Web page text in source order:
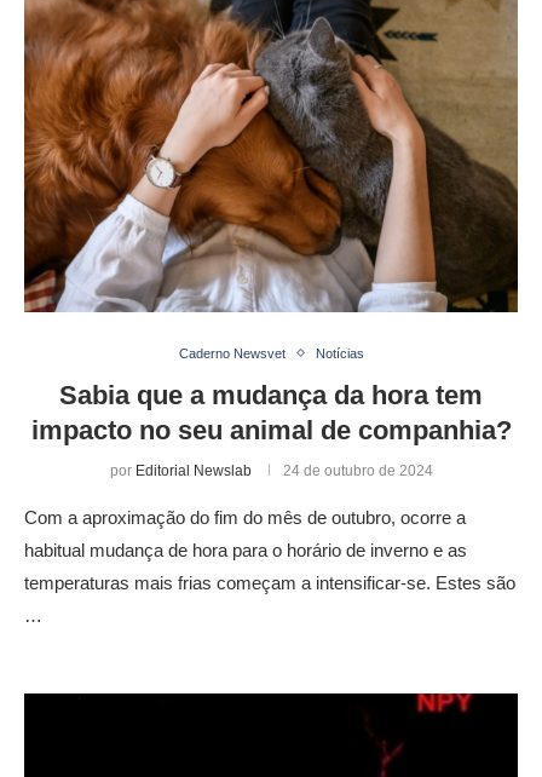
Caderno Newsvet Notícias
Sabia que a mudança da hora tem
impacto no seu animal de companhia?
por Editorial Newslab 24 de outubro de 2024
Com a aproximação do fim do mês de outubro, ocorre a
habitual mudança de hora para o horário de inverno e as
temperaturas mais frias começam a intensificar-se. Estes são
…